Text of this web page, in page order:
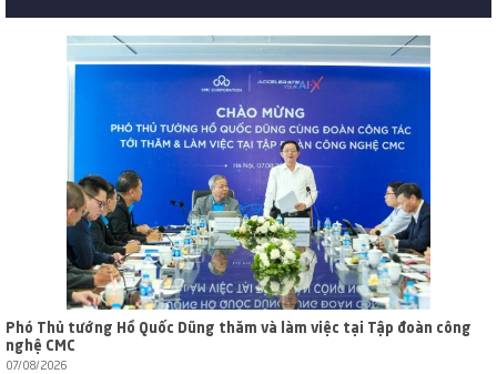
Phó Thủ tướng Hồ Quốc Dũng thăm và làm việc tại Tập đoàn công
nghệ CMC
07/08/2026